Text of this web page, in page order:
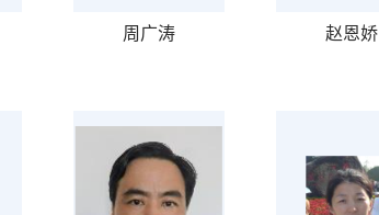
周广涛 赵恩娇